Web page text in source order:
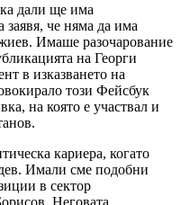
дали ще има
че няма да има
Имаше разочарование
на Георги
в изказването на
този Фейсбук
на която е участвал и
кариера, когато
Имали сме подобни
в сектор
Неговата